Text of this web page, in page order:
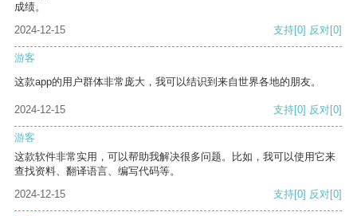
成绩。
2024-12-15
支持[0] 反对[0]
游客
这款app的用户群体非常庞大，我可以结识到来自世界各地的朋友。
2024-12-15 支持[0] 反对[0]
游客
这款软件非常实用，可以帮助我解决很多问题。比如，我可以使用它来
查找资料、翻译语言、编写代码等。
2024-12-15
支持[0] 反对[0]